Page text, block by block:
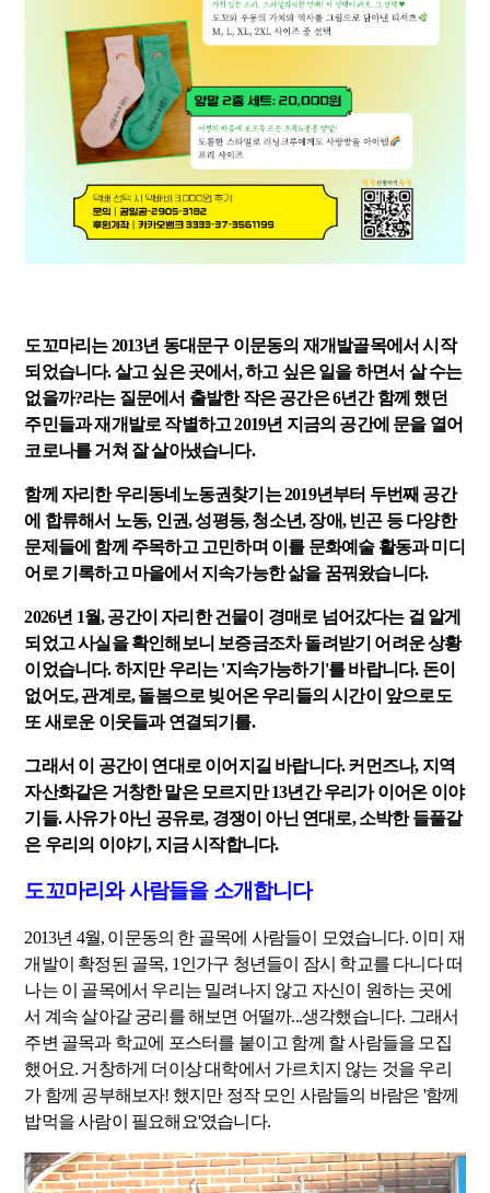
도꼬마리는 2013년 동대문구 이문동의 재개발골목에서 시작
되었습니다. 살고 싶은 곳에서, 하고 싶은 일을 하면서 살 수는
없을까?라는 질문에서 출발한 작은 공간은 6년간 함께 했던
주민들과 재개발로 작별하고 2019년 지금의 공간에 문을 열어
코로나를 거쳐 잘 살아냈습니다.
함께 자리한 우리동네노동권찾기는 2019년부터 두번째 공간
에 합류해서 노동, 인권, 성평등, 청소년, 장애, 빈곤 등 다양한
문제들에 함께 주목하고 고민하며 이를 문화예술 활동과 미디
어로 기록하고 마을에서 지속가능한 삶을 꿈꿔왔습니다.
2026년 1월, 공간이 자리한 건물이 경매로 넘어갔다는 걸 알게
되었고 사실을 확인해보니 보증금조차 돌려받기 어려운 상황
이었습니다. 하지만 우리는 '지속가능하기'를 바랍니다. 돈이
없어도, 관계로, 돌봄으로 빚어온 우리들의 시간이 앞으로도
또 새로운 이웃들과 연결되기를.
그래서 이 공간이 연대로 이어지길 바랍니다. 커먼즈나, 지역
자산화같은 거창한 말은 모르지만 13년간 우리가 이어온 이야
기들. 사유가 아닌 공유로, 경쟁이 아닌 연대로, 소박한 들풀같
은 우리의 이야기, 지금 시작합니다.
도꼬마리와 사람들을 소개합니다
2013년 4월, 이문동의 한 골목에 사람들이 모였습니다. 이미 재
개발이 확정된 골목, 1인가구 청년들이 잠시 학교를 다니다 떠
나는 이 골목에서 우리는 밀려나지 않고 자신이 원하는 곳에
서 계속 살아갈 궁리를 해보면 어떨까...생각했습니다. 그래서
주변 골목과 학교에 포스터를 붙이고 함께 할 사람들을 모집
했어요. 거창하게 더이상 대학에서 가르치지 않는 것을 우리
가 함께 공부해보자! 했지만 정작 모인 사람들의 바람은 '함께
밥먹을 사람이 필요해요'였습니다.